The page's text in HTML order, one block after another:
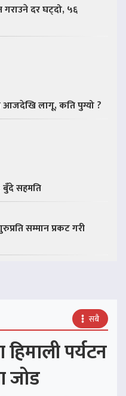
गराउने दर घट्दो, ५६
आजदेखि लागू, कति पुग्यो ?
बुँदे सहमति
सम्मान प्रकट गरी
सबै
पर्यटन
जोड